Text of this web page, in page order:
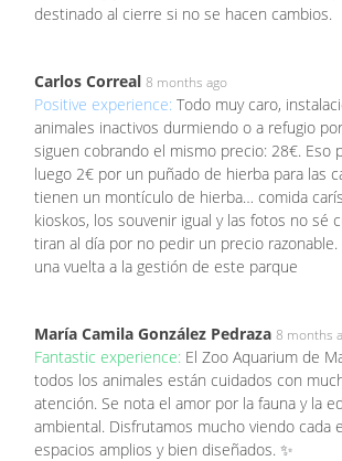
destinado al cierre si no se hacen cambios.
Carlos Correal 8 months ago
Positive experience: Todo muy caro,
animales inactivos durmiendo o a refugio
siguen cobrando el mismo precio: 28€. Eso
luego 2€ por un puñado de hierba para las
tienen un montículo de hierba… comida
kioskos, los souvenir igual y las fotos no sé
tiran al día por no pedir un precio
una vuelta a la gestión de este parque
María Camila González Pedraza 8 months
Fantastic experience: El Zoo Aquarium de
todos los animales están cuidados con
atención. Se nota el amor por la fauna y la
ambiental. Disfrutamos mucho viendo cada
espacios amplios y bien diseñados. ✨